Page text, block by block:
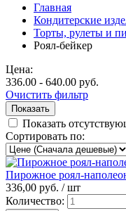
Главная
Кондитерские
Торты, рулеты и
Роял-бейкер
Цена:
336.00 - 640.00 руб.
Очистить фильтр
Показать
Сортировать по:
Пирожное роял-
336,00 руб. /шт
Количество: